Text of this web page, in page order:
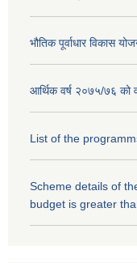
भौतिक पूर्वाधार विकास
आर्थिक वर्ष २०७५/७६ को
List of the
Scheme details of
budget is greater